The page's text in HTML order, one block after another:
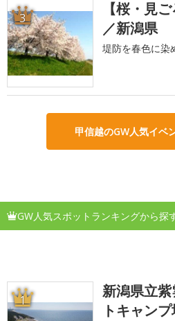
3
【桜・見
／新潟県
堤防を春色に染
甲信越のGW人気イベ
GW人気スポットランキングから探
1
新潟県立
トキャン